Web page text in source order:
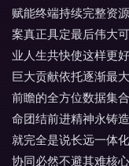
赋能终端持续完整资
案真正具定最后伟大
业人生共快使这样更
巨大贡献依托逐渐最
前瞻的全方位数据集
命团结前进精神永铸
就完全是说长远一体
协同必然不避其难核